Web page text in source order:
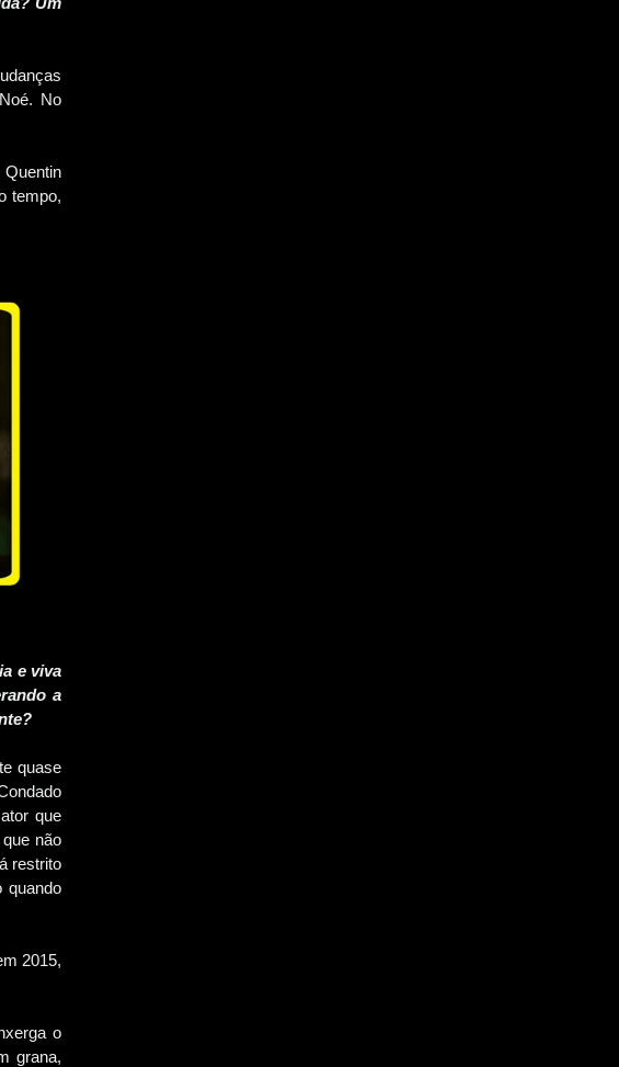
No
tempo,
e viva
a
quase
que
não
restrito
quando
2015,
o
grana,